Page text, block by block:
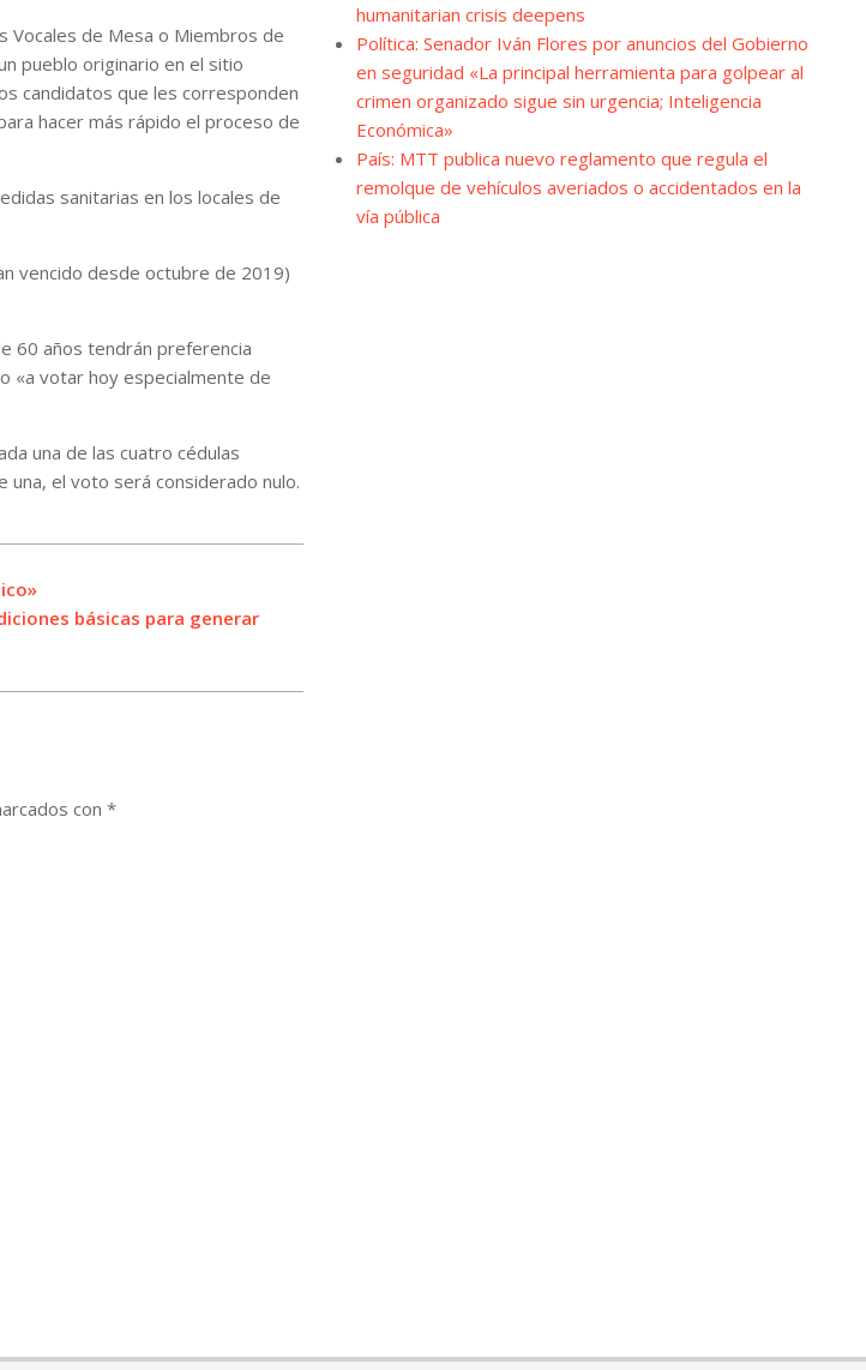
Vocales de Mesa o Miembros de
pueblo originario en el sitio
candidatos que les corresponden
hacer más rápido el proceso de
sanitarias en los locales de
vencido desde octubre de 2019)
60 años tendrán preferencia
«a votar hoy especialmente de
una de las cuatro cédulas
el voto será considerado nulo.
básicas para generar
con *
humanitarian crisis deepens
Política: Senador Iván Flores por anuncios del Gobierno
en seguridad «La principal herramienta para golpear al
crimen organizado sigue sin urgencia; Inteligencia
Económica»
País: MTT publica nuevo reglamento que regula el
remolque de vehículos averiados o accidentados en la
vía pública